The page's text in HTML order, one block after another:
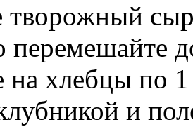
перемешайте
хлебцы по 1
и